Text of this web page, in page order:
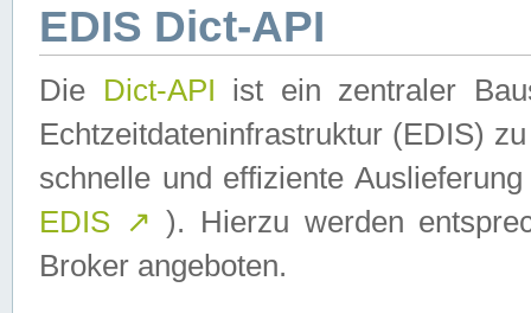
EDIS Dict-API
Die Dict-API ist ein zentraler
Echtzeitdateninfrastruktur (EDIS)
schnelle und effiziente
EDIS ↗ ). Hierzu werden
Broker angeboten.